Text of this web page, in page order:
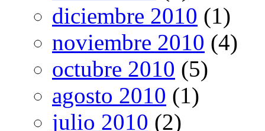
diciembre 2010 (1)
noviembre 2010 (4)
octubre 2010 (5)
agosto 2010 (1)
julio 2010 (2)